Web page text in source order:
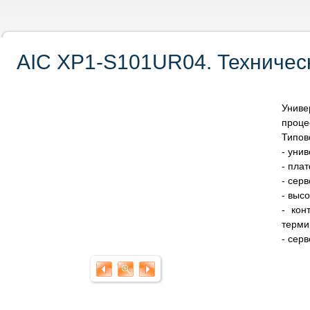
AIC XP1-S101UR04.
-
-
-
-
-
-